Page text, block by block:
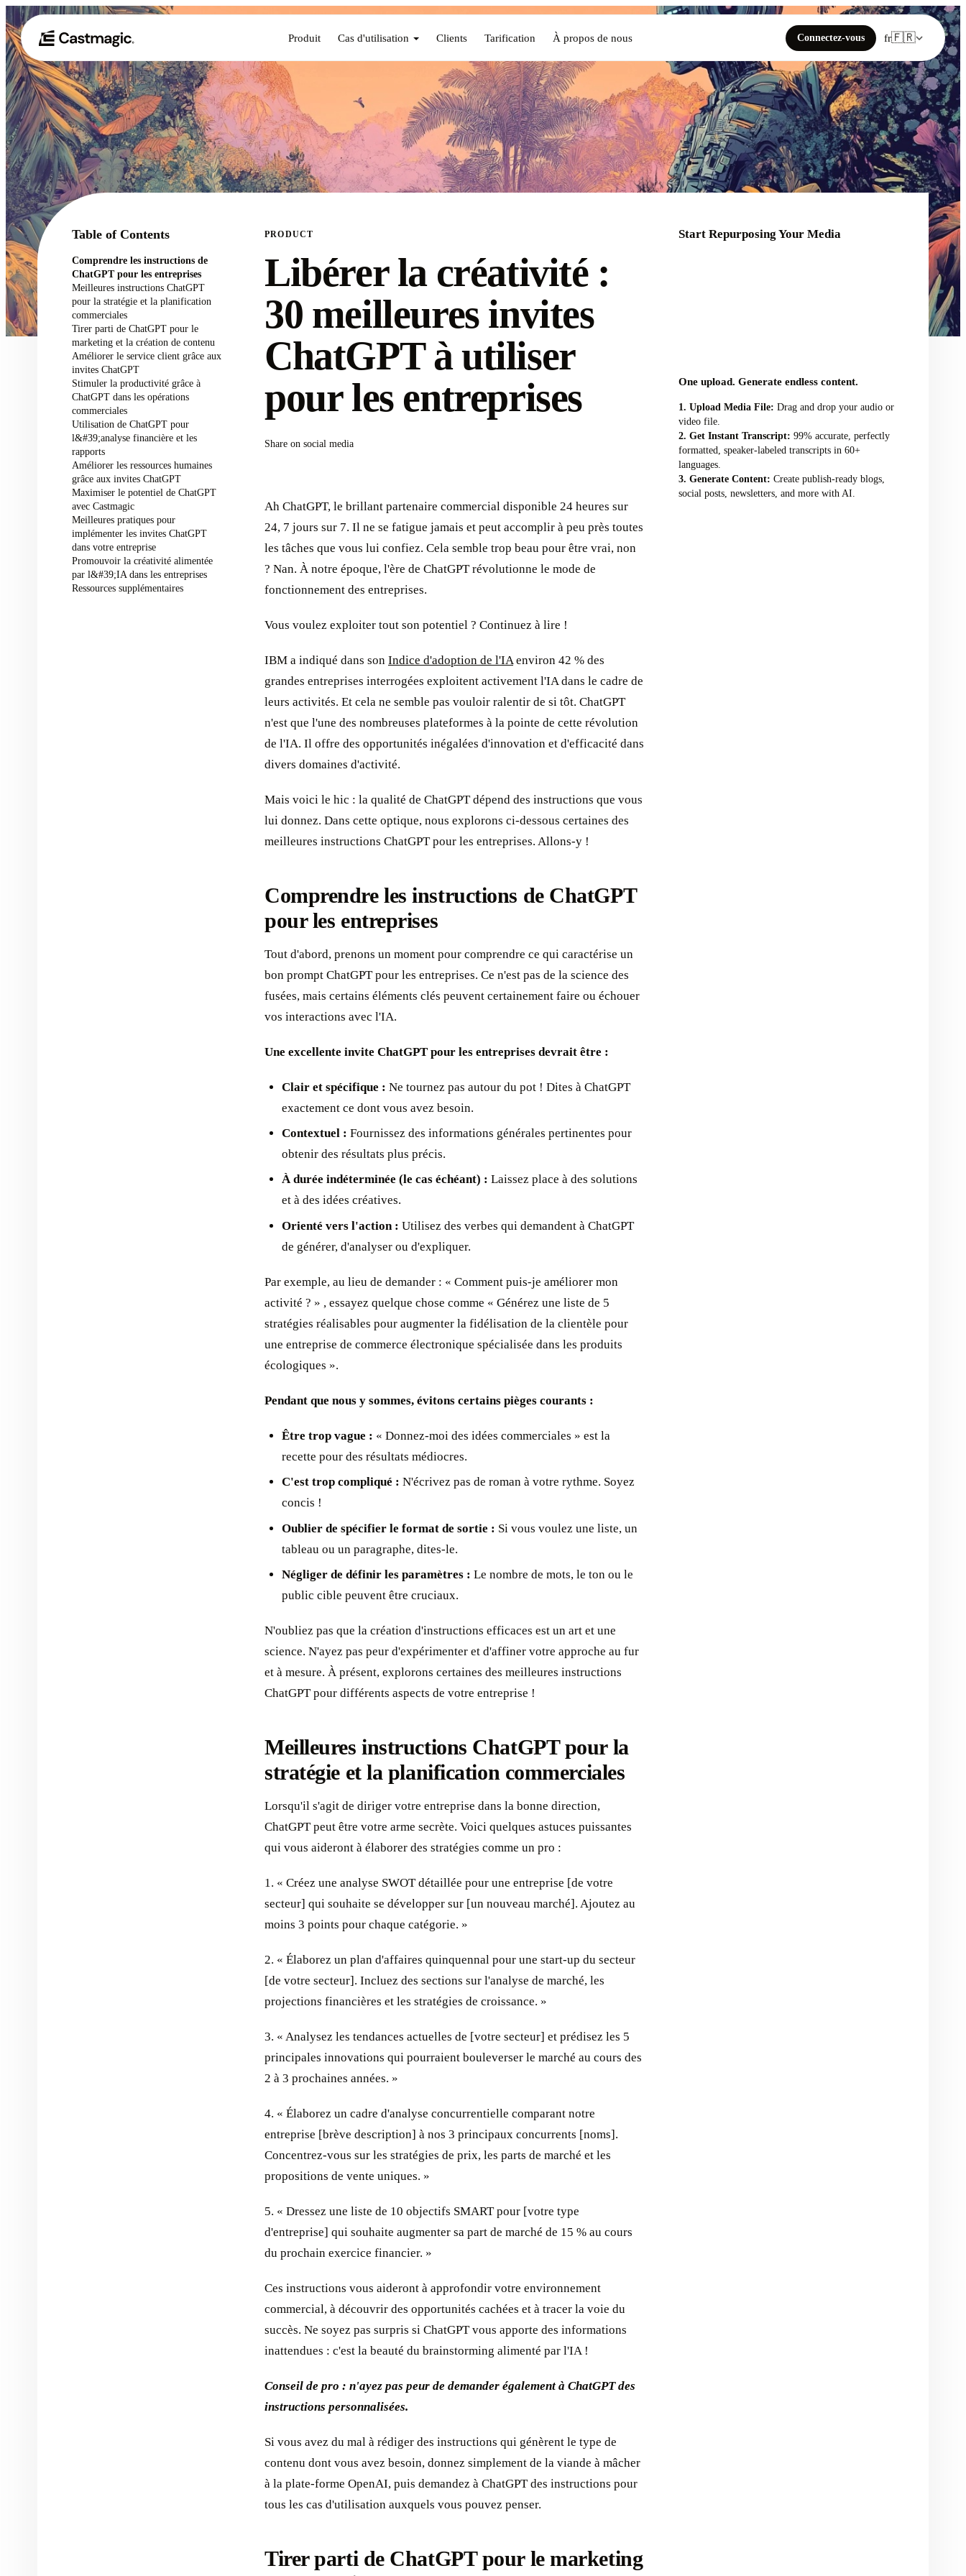
Produit Cas d'utilisation Clients Tarification À propos de nous Connectez-vous fr🇫🇷
Table of Contents
Comprendre les instructions de
ChatGPT pour les entreprises
Meilleures instructions ChatGPT
pour la stratégie et la planification
commerciales
Tirer parti de ChatGPT pour le
marketing et la création de contenu
Améliorer le service client grâce aux
invites ChatGPT
Stimuler la productivité grâce à
ChatGPT dans les opérations
commerciales
Utilisation de ChatGPT pour
l&#39;analyse financière et les
rapports
Améliorer les ressources humaines
grâce aux invites ChatGPT
Maximiser le potentiel de ChatGPT
avec Castmagic
Meilleures pratiques pour
implémenter les invites ChatGPT
dans votre entreprise
Promouvoir la créativité alimentée
par l&#39;IA dans les entreprises
Ressources supplémentaires
PRODUCT
Libérer la créativité :
30 meilleures invites
ChatGPT à utiliser
pour les entreprises
Share on social media
Ah ChatGPT, le brillant partenaire commercial disponible 24 heures sur
24, 7 jours sur 7. Il ne se fatigue jamais et peut accomplir à peu près toutes
les tâches que vous lui confiez. Cela semble trop beau pour être vrai, non
? Nan. À notre époque, l'ère de ChatGPT révolutionne le mode de
fonctionnement des entreprises.
Vous voulez exploiter tout son potentiel ? Continuez à lire !
IBM a indiqué dans son Indice d'adoption de l'IAenviron 42 % des
grandes entreprises interrogées exploitent activement l'IA dans le cadre de
leurs activités. Et cela ne semble pas vouloir ralentir de si tôt. ChatGPT
n'est que l'une des nombreuses plateformes à la pointe de cette révolution
de l'IA. Il offre des opportunités inégalées d'innovation et d'efficacité dans
divers domaines d'activité.
Mais voici le hic : la qualité de ChatGPT dépend des instructions que vous
lui donnez. Dans cette optique, nous explorons ci-dessous certaines des
meilleures instructions ChatGPT pour les entreprises. Allons-y !
Comprendre les instructions de ChatGPT
pour les entreprises
Tout d'abord, prenons un moment pour comprendre ce qui caractérise un
bon prompt ChatGPT pour les entreprises. Ce n'est pas de la science des
fusées, mais certains éléments clés peuvent certainement faire ou échouer
vos interactions avec l'IA.
Une excellente invite ChatGPT pour les entreprises devrait être :
Clair et spécifique : Ne tournez pas autour du pot ! Dites à ChatGPT
exactement ce dont vous avez besoin.
Contextuel : Fournissez des informations générales pertinentes pour
obtenir des résultats plus précis.
À durée indéterminée (le cas échéant) : Laissez place à des solutions
et à des idées créatives.
Orienté vers l'action : Utilisez des verbes qui demandent à ChatGPT
de générer, d'analyser ou d'expliquer.
Par exemple, au lieu de demander : « Comment puis-je améliorer mon
activité ? » , essayez quelque chose comme « Générez une liste de 5
stratégies réalisables pour augmenter la fidélisation de la clientèle pour
une entreprise de commerce électronique spécialisée dans les produits
écologiques ».
Pendant que nous y sommes, évitons certains pièges courants :
Être trop vague : « Donnez-moi des idées commerciales » est la
recette pour des résultats médiocres.
C'est trop compliqué : N'écrivez pas de roman à votre rythme. Soyez
concis !
Oublier de spécifier le format de sortie : Si vous voulez une liste, un
tableau ou un paragraphe, dites-le.
Négliger de définir les paramètres : Le nombre de mots, le ton ou le
public cible peuvent être cruciaux.
N'oubliez pas que la création d'instructions efficaces est un art et une
science. N'ayez pas peur d'expérimenter et d'affiner votre approche au fur
et à mesure. À présent, explorons certaines des meilleures instructions
ChatGPT pour différents aspects de votre entreprise !
Meilleures instructions ChatGPT pour la
stratégie et la planification commerciales
Lorsqu'il s'agit de diriger votre entreprise dans la bonne direction,
ChatGPT peut être votre arme secrète. Voici quelques astuces puissantes
qui vous aideront à élaborer des stratégies comme un pro :
1. « Créez une analyse SWOT détaillée pour une entreprise [de votre
secteur] qui souhaite se développer sur [un nouveau marché]. Ajoutez au
moins 3 points pour chaque catégorie. »
2. « Élaborez un plan d'affaires quinquennal pour une start-up du secteur
[de votre secteur]. Incluez des sections sur l'analyse de marché, les
projections financières et les stratégies de croissance. »
3. « Analysez les tendances actuelles de [votre secteur] et prédisez les 5
principales innovations qui pourraient bouleverser le marché au cours des
2 à 3 prochaines années. »
4. « Élaborez un cadre d'analyse concurrentielle comparant notre
entreprise [brève description] à nos 3 principaux concurrents [noms].
Concentrez-vous sur les stratégies de prix, les parts de marché et les
propositions de vente uniques. »
5. « Dressez une liste de 10 objectifs SMART pour [votre type
d'entreprise] qui souhaite augmenter sa part de marché de 15 % au cours
du prochain exercice financier. »
Ces instructions vous aideront à approfondir votre environnement
commercial, à découvrir des opportunités cachées et à tracer la voie du
succès. Ne soyez pas surpris si ChatGPT vous apporte des informations
inattendues : c'est la beauté du brainstorming alimenté par l'IA !
Conseil de pro : n'ayez pas peur de demander également à ChatGPT des
instructions personnalisées.
Si vous avez du mal à rédiger des instructions qui génèrent le type de
contenu dont vous avez besoin, donnez simplement de la viande à mâcher
à la plate-forme OpenAI, puis demandez à ChatGPT des instructions pour
tous les cas d'utilisation auxquels vous pouvez penser.
Tirer parti de ChatGPT pour le marketing
Start Repurposing Your Media
One upload. Generate endless content.
Upload Media File: Drag and drop your audio or
video file.
Get Instant Transcript: 99% accurate, perfectly
formatted, speaker-labeled transcripts in 60+
languages.
Generate Content: Create publish-ready blogs,
social posts, newsletters, and more with AI.